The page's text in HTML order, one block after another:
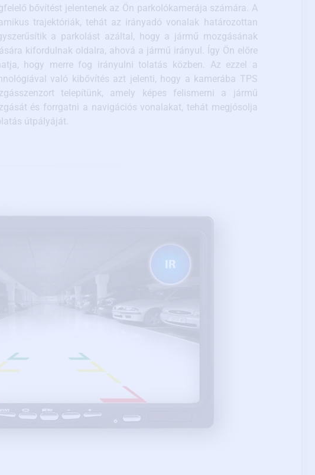
bővítést jelentenek az Ön parkolókamerája számára. A
trajektóriák, tehát az irányadó vonalak határozottan
a parkolást azáltal, hogy a jármű mozgásának
kifordulnak oldalra, ahová a jármű irányul. Így Ön előre
hogy merre fog irányulni tolatás közben. Az ezzel a
való kibővítés azt jelenti, hogy a kamerába TPS
telepítünk, amely képes felismerni a jármű
és forrgatni a navigációs vonalakat, tehát megjósolja
útpályáját.